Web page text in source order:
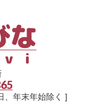
、年末年始除く ]